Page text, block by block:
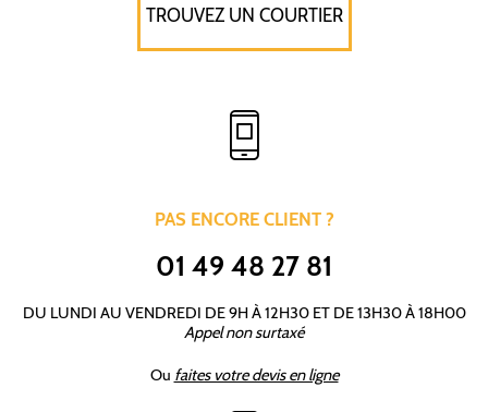
TROUVEZ UN COURTIER
PAS ENCORE CLIENT ?
01 49 48 27 81
DU LUNDI AU VENDREDI DE 9H À 12H30 ET DE 13H30 À 18H00
Appel non surtaxé
Ou faites votre devis en ligne